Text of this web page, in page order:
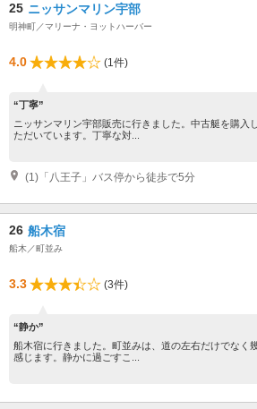
25 ニッサンマリン宇部
明神町／マリーナ・ヨットハーバー
4.0 (1件)
“丁寧”
ニッサンマリン宇部販売に行きました。中古艇を購入
ただいています。丁寧な対...
(1)「八王子」バス停から徒歩で5分
26 船木宿
船木／町並み
3.3 (3件)
“静か”
船木宿に行きました。町並みは、道の左右だけでなく
感じます。静かに過ごすこ...